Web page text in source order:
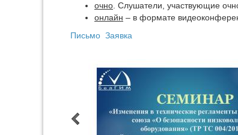
очно . Слушатели, участвующие
онлайн – в формате
Письмо Заявка